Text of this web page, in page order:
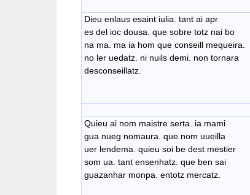
Dieu enlaus esaint iulia. tant ai apr
es del ioc dousa. que sobre totz nai bo
na ma. ma ia hom que conseill mequeira.
no ler uedatz. ni nuils demi. non tornara
desconseillatz.
Quieu ai nom maistre serta. ia mami
gua nueg nomaura. que nom uueilla
uer lendema. quieu soi be dest mestier
som ua. tant ensenhatz. que ben sai
guazanhar monpa. entotz mercatz.